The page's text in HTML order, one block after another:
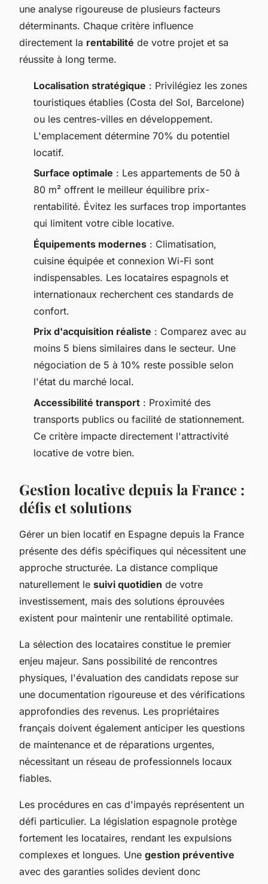
une analyse rigoureuse de plusieurs facteurs
déterminants. Chaque critère influence
directement la rentabilité de votre projet et sa
réussite à long terme.
Localisation stratégique : Privilégiez les zones
touristiques établies (Costa del Sol, Barcelone)
ou les centres-villes en développement.
L'emplacement détermine 70% du potentiel
locatif.
Surface optimale : Les appartements de 50 à
80 m² offrent le meilleur équilibre prix-
rentabilité. Évitez les surfaces trop importantes
qui limitent votre cible locative.
Équipements modernes : Climatisation,
cuisine équipée et connexion Wi-Fi sont
indispensables. Les locataires espagnols et
internationaux recherchent ces standards de
confort.
Prix d'acquisition réaliste : Comparez avec au
moins 5 biens similaires dans le secteur. Une
négociation de 5 à 10% reste possible selon
l'état du marché local.
Accessibilité transport : Proximité des
transports publics ou facilité de stationnement.
Ce critère impacte directement l'attractivité
locative de votre bien.
Gestion locative depuis la France :
défis et solutions
Gérer un bien locatif en Espagne depuis la France
présente des défis spécifiques qui nécessitent une
approche structurée. La distance complique
naturellement le suivi quotidien de votre
investissement, mais des solutions éprouvées
existent pour maintenir une rentabilité optimale.
La sélection des locataires constitue le premier
enjeu majeur. Sans possibilité de rencontres
physiques, l'évaluation des candidats repose sur
une documentation rigoureuse et des vérifications
approfondies des revenus. Les propriétaires
français doivent également anticiper les questions
de maintenance et de réparations urgentes,
nécessitant un réseau de professionnels locaux
fiables.
Les procédures en cas d'impayés représentent un
défi particulier. La législation espagnole protège
fortement les locataires, rendant les expulsions
complexes et longues. Une gestion préventive
avec des garanties solides devient donc